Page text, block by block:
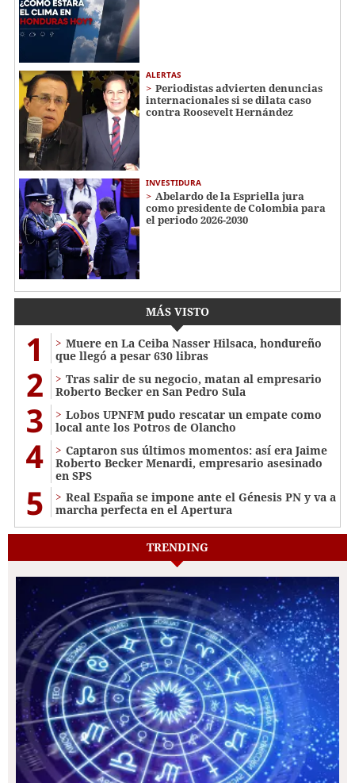
ALERTAS
Periodistas advierten denuncias
internacionales si se dilata caso
contra Roosevelt Hernández
INVESTIDURA
Abelardo de la Espriella jura
como presidente de Colombia para
el periodo 2026-2030
MÁS VISTO
1
Muere en La Ceiba Nasser Hilsaca, hondureño
que llegó a pesar 630 libras
2
Tras salir de su negocio, matan al empresario
Roberto Becker en San Pedro Sula
3
Lobos UPNFM pudo rescatar un empate como
local ante los Potros de Olancho
4
Captaron sus últimos momentos: así era Jaime
Roberto Becker Menardi​​​, empresario asesinado
en SPS
5
Real España se impone ante el Génesis PN y va a
marcha perfecta en el Apertura
TRENDING